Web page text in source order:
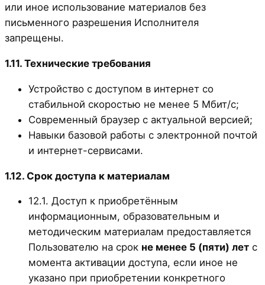
или иное использование материалов без
письменного разрешения Исполнителя
запрещены.
1.11. Технические требования
Устройство с доступом в интернет со
стабильной скоростью не менее 5 Мбит/с;
Современный браузер с актуальной версией;
Навыки базовой работы с электронной почтой
и интернет-сервисами.
1.12. Срок доступа к материалам
12.1. Доступ к приобретённым
информационным, образовательным и
методическим материалам предоставляется
Пользователю на срок не менее 5 (пяти) лет с
момента активации доступа, если иное не
указано при приобретении конкретного